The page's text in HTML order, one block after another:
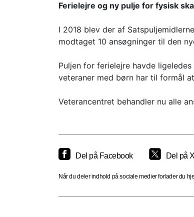
Ferielejre og ny pulje for fysisk
I 2018 blev der af
modtaget 10 ansøgninger til den
Puljen for ferielejre havde
veteraner med børn har til formål
Veterancentret behandler nu alle
Del på Facebook Del på X
Når du deler indhold på sociale medier forlader du